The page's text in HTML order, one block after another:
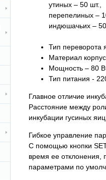
утиных – 50 шт.,
перепелиных –
индюшачьих –
Тип переворота
Материал
Мощность – 80
Тип питания -
Главное отличие
Расстояние между
инкубации гусиных
Гибкое управление
С помощью кнопки
время ее отклонения,
параметрами по